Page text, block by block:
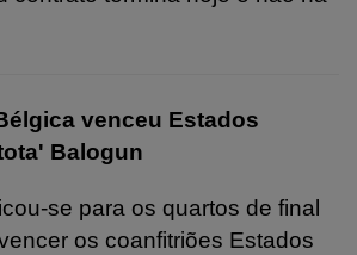
venceu Estados
Balogun
se para os quartos de final
os coanfitriões Estados